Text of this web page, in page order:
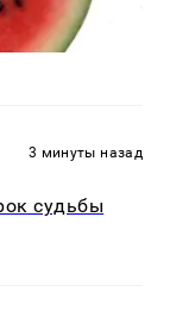
3 минуты назад
судьбы